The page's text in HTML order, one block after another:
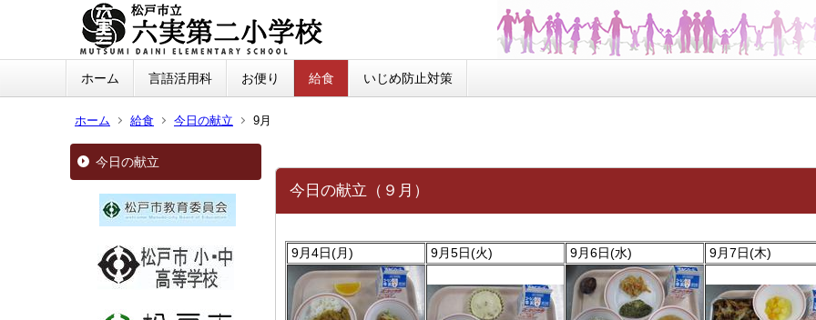
ホーム 言語活用科 お便り 給食 いじめ防止対策
ホーム 給食 今日の献立 9月
今日の献立
今日の献立（９月）
9月4日(月) 9月5日(火) 9月6日(水) 9月7日(木)